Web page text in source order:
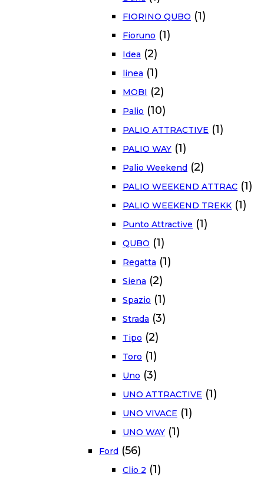
FIORINO QUBO (1)
Fioruno (1)
Idea (2)
linea (1)
MOBI (2)
Palio (10)
PALIO ATTRACTIVE (1)
PALIO WAY (1)
Palio Weekend (2)
PALIO WEEKEND ATTRAC (1)
PALIO WEEKEND TREKK (1)
Punto Attractive (1)
QUBO (1)
Regatta (1)
Siena (2)
Spazio (1)
Strada (3)
Tipo (2)
Toro (1)
Uno (3)
UNO ATTRACTIVE (1)
UNO VIVACE (1)
UNO WAY (1)
Ford (56)
Clio 2 (1)